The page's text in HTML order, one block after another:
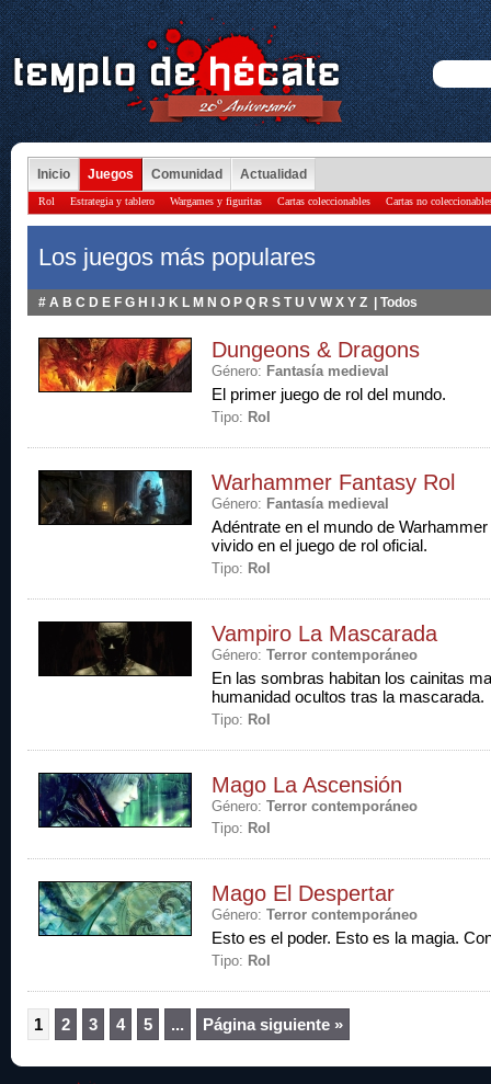
Inicio Juegos Comunidad Actualidad
Rol Estrategia y tablero Wargames y figuritas Cartas coleccionables Cartas no
Los juegos más populares
# A B C D E F G H J K L M N O P Q R S T U V W X Y Z Todos
Dungeons & Dragons
Género: Fantasía medieval
El primer juego de rol del mundo.
Tipo: Rol
Warhammer Fantasy Rol
Género: Fantasía medieval
Adéntrate en el mundo de
vivido en el juego de rol oficial.
Tipo: Rol
Vampiro La Mascarada
Género: Terror contemporáneo
En las sombras habitan los cainitas
humanidad ocultos tras la mascarada.
Tipo: Rol
Mago La Ascensión
Género: Terror contemporáneo
Tipo: Rol
Mago El Despertar
Género: Terror contemporáneo
Esto es el poder. Esto es la magia.
Tipo: Rol
1 2 3 4 5 ... Página siguiente »